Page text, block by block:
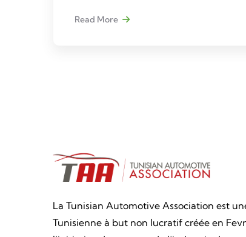
Read More
La Tunisian Automotive Association est
Tunisienne à but non lucratif créée en